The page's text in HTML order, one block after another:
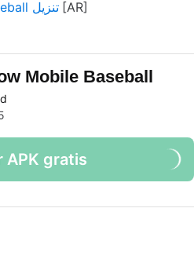
MLB The Show Mobile Baseball تنزيل
Mobile Baseball
APK gratis